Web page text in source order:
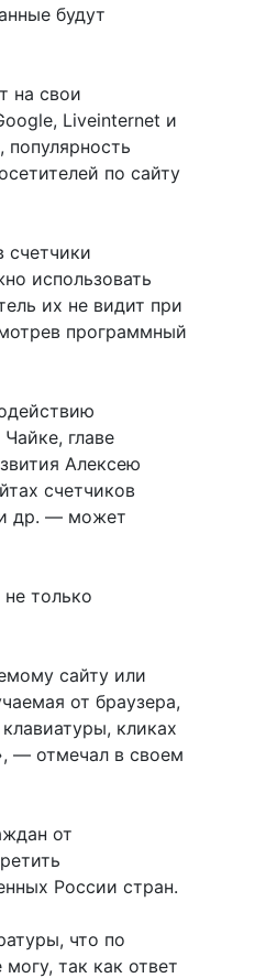
будут
на свои
Liveinternet и
по сайту
счетчики
использовать
их не видит при
программный
главе
Алексею
счетчиков
и др. — может
только
сайту или
от браузера,
кликах
— отмечал в своем
от
России стран.
что по
так как ответ